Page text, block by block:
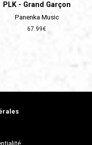
PLK - Grand Garçon
Panenka Music
Prix
67.99€